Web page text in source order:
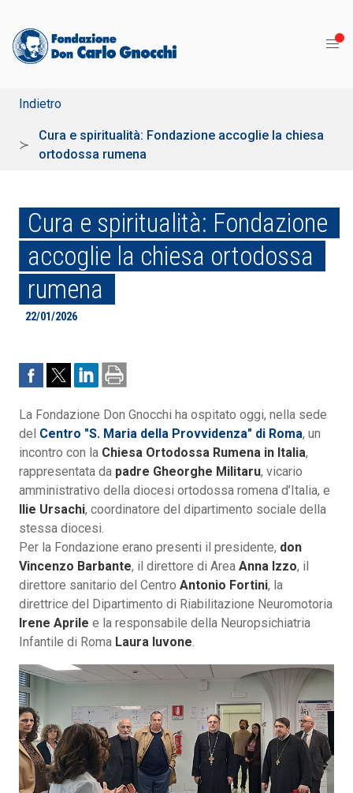
Indietro
Cura e spiritualità: Fondazione accoglie la chiesa
ortodossa rumena
Cura e spiritualità: Fondazione
accoglie la chiesa ortodossa
rumena
22/01/2026
La Fondazione Don Gnocchi ha ospitato oggi, nella sede
del Centro "S. Maria della Provvidenza" di Roma, un
incontro con la Chiesa Ortodossa Rumena in Italia,
rappresentata da padre Gheorghe Militaru, vicario
amministrativo della diocesi ortodossa romena d’Italia, e
Ilie Ursachi, coordinatore del dipartimento sociale della
stessa diocesi.
Per la Fondazione erano presenti il presidente, don
Vincenzo Barbante, il direttore di Area Anna Izzo, il
direttore sanitario del Centro Antonio Fortini, la
direttrice del Dipartimento di Riabilitazione Neuromotoria
Irene Aprile e la responsabile della Neuropsichiatria
Infantile di Roma Laura Iuvone.